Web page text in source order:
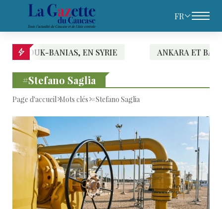
FR
BANIAS, EN SYRIE ANKARA ET BAGDAD
#Stefano Saglia
Page d'accueil Mots clés #Stefano Saglia